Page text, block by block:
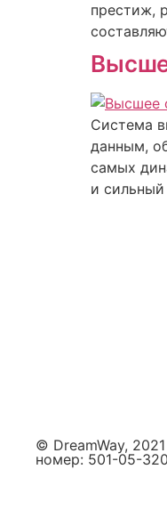
престиж,
Система
данным,
самых
и
© DreamWay,
номер: 501-05-